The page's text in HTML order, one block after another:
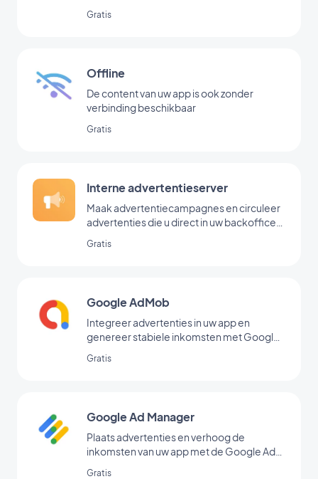
Gratis
Offline
De content van uw app is ook zonder
verbinding beschikbaar
Gratis
Interne advertentieserver
Maak advertentiecampagnes en circuleer
advertenties die u direct in uw backoffice
Gratis
Google AdMob
Integreer advertenties in uw app en
genereer stabiele inkomsten met Google
Gratis
Google Ad Manager
Plaats advertenties en verhoog de
inkomsten van uw app met de Google Ad
Gratis